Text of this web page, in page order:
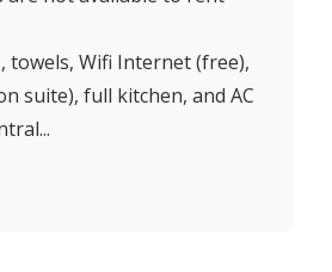
towels, Wifi Internet (free),
suite), full kitchen, and AC